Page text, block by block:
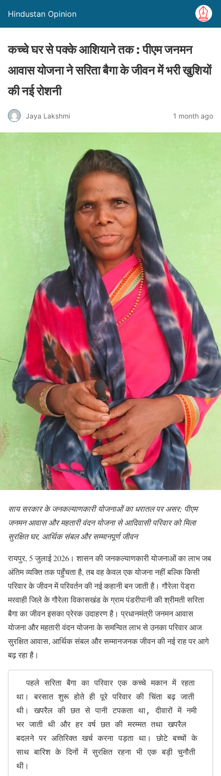
Hindustan Opinion
कच्चे घर से पक्के आशियाने तक : पीएम जनमन
आवास योजना ने सरिता बैगा के जीवन में भरी खुशियों
की नई रोशनी
Jaya Lakshmi 1 month ago
साय सरकार के जनकल्याणकारी योजनाओं का धरातल पर असर; पीएम
जनमन आवास और महतारी वंदन योजना से आदिवासी परिवार को मिला
सुरक्षित घर, आर्थिक संबल और सम्मानपूर्ण जीवन
रायपुर, 5 जुलाई 2026। शासन की जनकल्याणकारी योजनाओं का लाभ जब
अंतिम व्यक्ति तक पहुँचता है, तब वह केवल एक योजना नहीं बल्कि किसी
परिवार के जीवन में परिवर्तन की नई कहानी बन जाती है। गौरेला पेंड्रा
मरवाही जिले के गौरेला विकासखंड के ग्राम पंडरीपानी की श्रीमती सरिता
बैगा का जीवन इसका प्रेरक उदाहरण है। प्रधानमंत्री जनमन आवास
योजना और महतारी वंदन योजना के समन्वित लाभ से उनका परिवार आज
सुरक्षित आवास, आर्थिक संबल और सम्मानजनक जीवन की नई राह पर आगे
बढ़ रहा है।
  पहले सरिता बैगा का परिवार एक कच्चे मकान में रहता
था। बरसात शुरू होते ही पूरे परिवार की चिंता बढ़ जाती
थी। खपरैल की छत से पानी टपकता था, दीवारों में नमी
भर जाती थी और हर वर्ष छत की मरम्मत तथा खपरैल
बदलने पर अतिरिक्त खर्च करना पड़ता था। छोटे बच्चों के
साथ बारिश के दिनों में सुरक्षित रहना भी एक बड़ी चुनौती
थी।